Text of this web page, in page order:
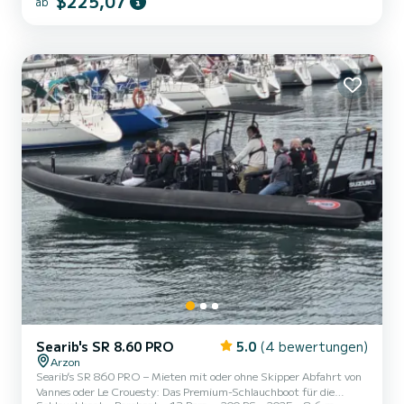
Einwandfreier Zustand: Neues Boot, gepflegt, mit verfügbaren
oder zu zwei...
Searib's SR 8.60 PRO 5.0 (4 bewertungen)
Arzon
Searib’s SR 860 PRO – Mieten mit oder ohne Skipper Abfahrt von
Vannes oder Le Crouesty: Das Premium-Schlauchboot für die